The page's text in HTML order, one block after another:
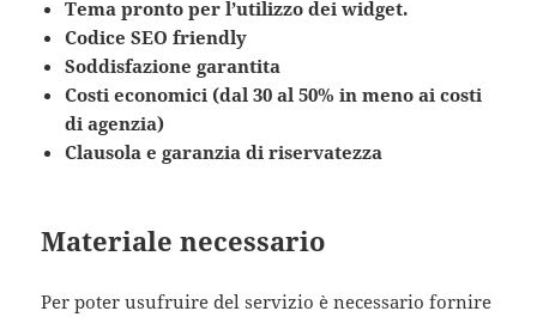
Tema pronto per l’utilizzo dei widget.
Codice SEO friendly
Soddisfazione garantita
Costi economici (dal 30 al 50% in meno ai costi
di agenzia)
Clausola e garanzia di riservatezza
Materiale necessario
Per poter usufruire del servizio è necessario fornire